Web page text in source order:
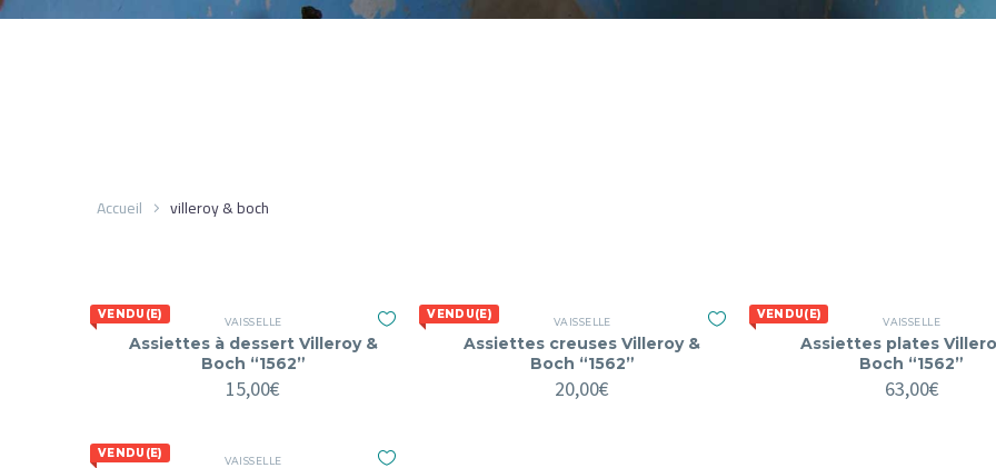
Accueil villeroy & boch
VENDU(E)
VAISSELLE
Assiettes à dessert Villeroy &
Boch “1562”
15,00€
VENDU(E)
VAISSELLE
Assiettes creuses Villeroy &
Boch “1562”
20,00€
VENDU(E)
VAISSELLE
Assiettes plates
Boch “1562”
63,00€
VENDU(E)
VAISSELLE